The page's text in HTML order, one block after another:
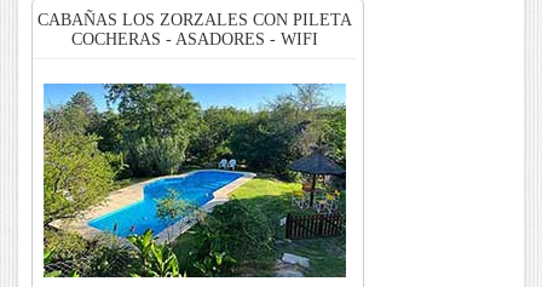
CABAÑAS LOS ZORZALES CON PILETA
COCHERAS - ASADORES - WIFI